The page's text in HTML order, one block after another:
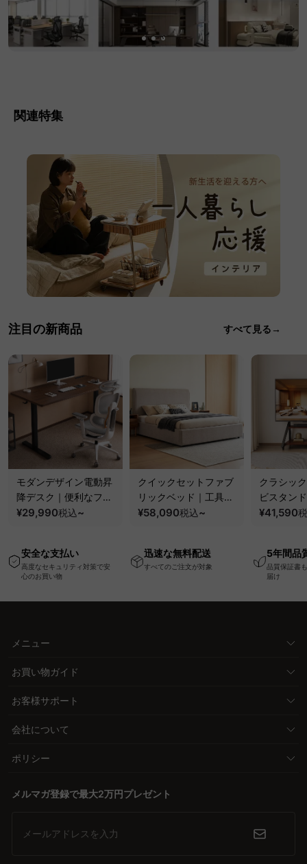
関連特集
注目の新商品 すべて見る→
モダンデザイン電動昇
降デスク｜便利なフッ
ク・コンセント・
ー機能搭載ワークデス
ク
¥29,990税込~
クイックセットファブ
リックベッド｜工具不
要で組み立てられるク
¥58,090税込~
クラシッ
ビスタン
100kgの
¥41,590
安全な支払い
高度なセキュリティ対策で安
心のお買い物
迅速な無料配送
すべてのご注文が対象
5年間品
品質保証書
届け
メニュー
お買い物ガイド
お客様サポート
会社について
ポリシー
メルマガ登録で最大2万円プレゼント
メールアドレスを入力